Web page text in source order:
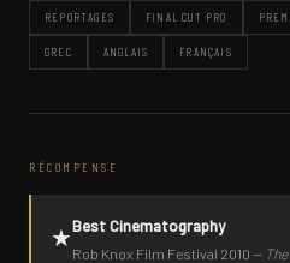
REPORTAGES FINAL CUT PRO
GREC ANGLAIS FRANÇAIS
RÉCOMPENSE
★Best Cinematography
Rob Knox Film Festival 2010 —